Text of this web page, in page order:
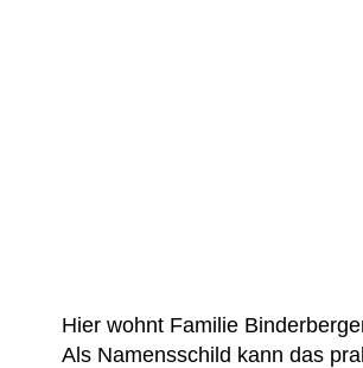
Hier wohnt Familie
Als Namensschild kann das